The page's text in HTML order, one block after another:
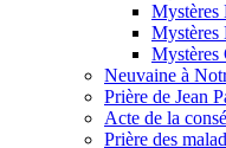
Mystères
Mystères
Mystères
Neuvaine à
Prière de Jean
Acte de la
Prière des